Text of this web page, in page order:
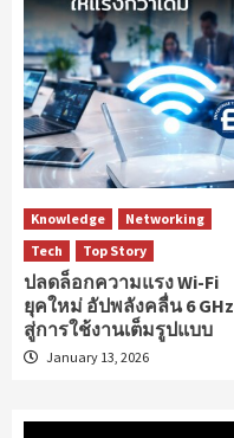
Knowledge
Networking
Tech
Top Story
ปลดล็อกความแรง Wi-Fi
ยุคใหม่ อัปพลังคลื่น 6 GHz
สู่การใช้งานเต็มรูปแบบ
January 13, 2026